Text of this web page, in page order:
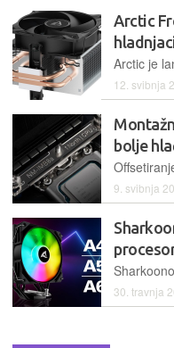
Arctic
12. svibnja
bolje
9. svibnja
30. travnja